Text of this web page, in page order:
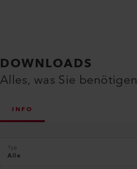
DOWNLOADS
Alles, was Sie benötigen
INFO
Typ
Alle